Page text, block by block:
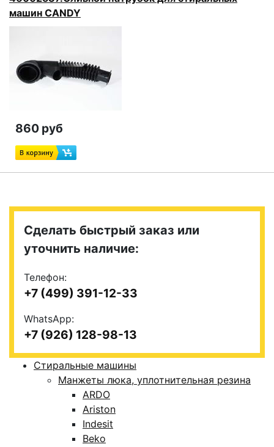
машин CANDY
860 руб
Сделать быстрый заказ или
уточнить наличие:
Телефон:
+7 (499) 391-12-33
WhatsApp:
+7 (926) 128-98-13
Стиральные машины
Манжеты люка, уплотнительная резина
ARDO
Ariston
Indesit
Beko